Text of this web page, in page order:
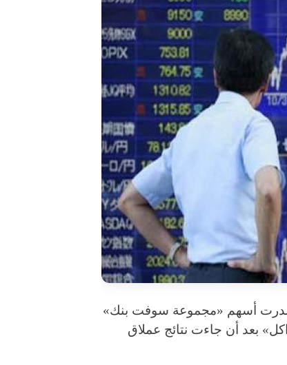
أسهم «مجموعة سوفت بنك»
بعد أن جاءت نتائج عملاق